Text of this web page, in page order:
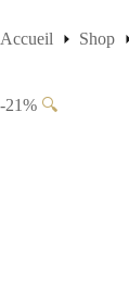
Accueil Shop
-21% 🔍